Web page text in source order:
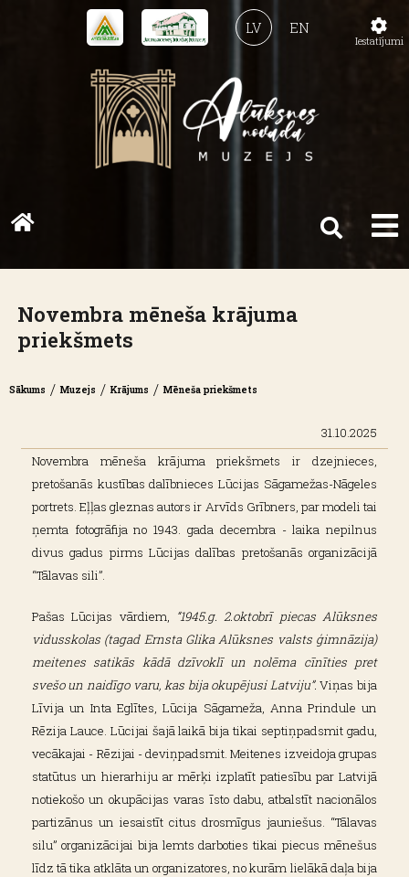
EN
LV
Novembra mēneša krājuma
priekšmets
Sākums / Muzejs / Krājums / Mēneša priekšmets
31.10.2025
Novembra mēneša krājuma priekšmets ir dzejnieces,
pretošanās kustības dalībnieces Lūcijas Sāgamežas-Nāgeles
portrets. Eļļas gleznas autors ir Arvīds Grībners, par modeli tai
ņemta fotogrāfija no 1943. gada decembra - laika nepilnus
divus gadus pirms Lūcijas dalības pretošanās organizācijā
“Tālavas sili”.
Pašas Lūcijas vārdiem, “1945.g. 2.oktobrī piecas Alūksnes
vidusskolas (tagad Ernsta Glika Alūksnes valsts ģimnāzija)
meitenes satikās kādā dzīvoklī un nolēma cīnīties pret
svešo un naidīgo varu, kas bija okupējusi Latviju”. Viņas bija
Līvija un Inta Eglītes, Lūcija Sāgameža, Anna Prindule un
Rēzija Lauce. Lūcijai šajā laikā bija tikai septiņpadsmit gadu,
vecākajai - Rēzijai - deviņpadsmit. Meitenes izveidoja grupas
statūtus un hierarhiju ar mērķi izplatīt patiesību par Latvijā
notiekošo un okupācijas varas īsto dabu, atbalstīt nacionālos
partizānus un iesaistīt citus drosmīgus jauniešus. “Tālavas
silu” organizācijai bija lemts darboties tikai piecus mēnešus
līdz tā tika atklāta un organizatores, no kurām lielākā daļa bija
Iestatījumi